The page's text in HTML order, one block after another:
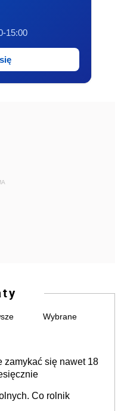
15:00
Wybrane
zamykać się nawet 18
Co rolnik